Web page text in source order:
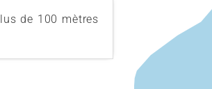
de 100 mètres